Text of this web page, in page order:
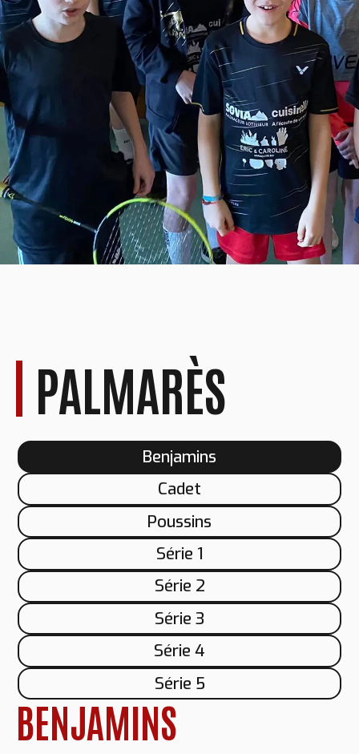
PALMARÈS
Benjamins
Cadet
Poussins
Série 1
Série 2
Série 3
Série 4
Série 5
BENJAMINS